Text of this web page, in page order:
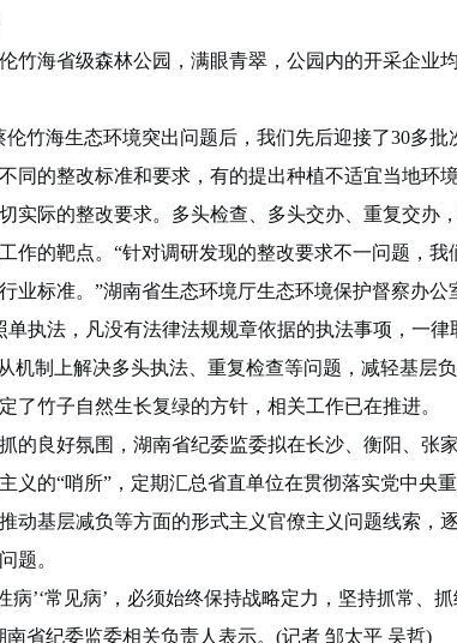
海省级森林公园，满眼青翠，公园内的开采企业
竹海生态环境突出问题后，我们先后迎接了30多批
同的整改标准和要求，有的提出种植不适宜当地环
实际的整改要求。多头检查、多头交办、重复交办
的靶点。“针对调研发现的整改要求不一问题，我
业标准。”湖南省生态环境厅生态环境保护督察办
执法，凡没有法律法规规章依据的执法事项，一律
机制上解决多头执法、重复检查等问题，减轻基层
了竹子自然生长复绿的方针，相关工作已在推进。
良好氛围，湖南省纪委监委拟在长沙、衡阳、张
义的“哨所”，定期汇总省直单位在贯彻落实党中央
动基层减负等方面的形式主义官僚主义问题线索，
题。
’‘常见病’，必须始终保持战略定力，坚持抓常、抓
省纪委监委相关负责人表示。(记者 邹太平 吴哲)